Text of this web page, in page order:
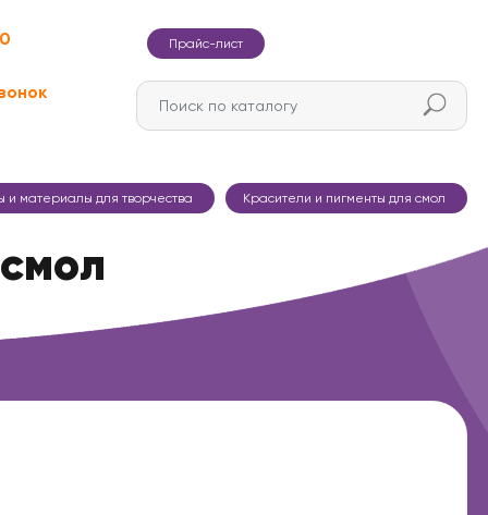
Прайс-лист
и материалы для творчества Красители и пигменты для смол